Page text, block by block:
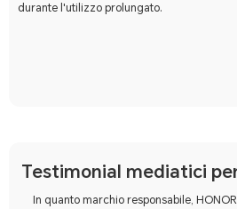
durante l'utilizzo prolungato.
Testimonial mediatici
In quanto marchio responsabile,